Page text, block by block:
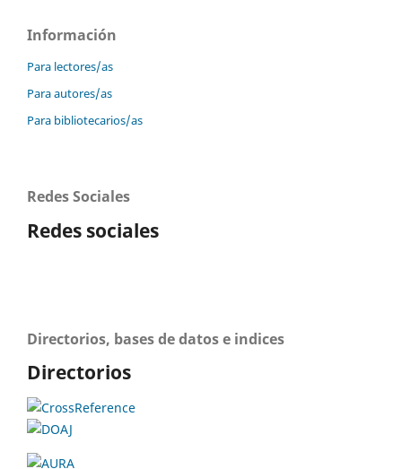
Información
Para lectores/as
Para autores/as
Para bibliotecarios/as
Redes Sociales
Redes sociales
Directorios, bases de datos e indices
Directorios